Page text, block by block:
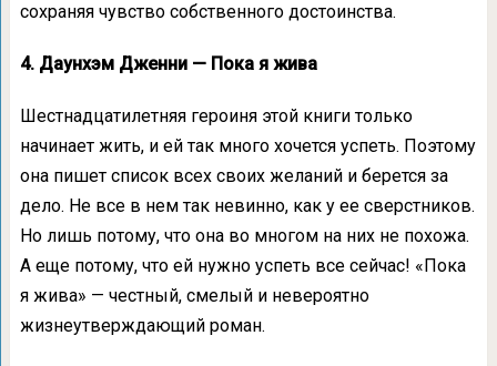
сохраняя чувство собственного достоинства.
4. Даунхэм Дженни — Пока я жива
Шестнадцатилетняя героиня этой книги только
начинает жить, и ей так много хочется успеть. Поэтому
она пишет список всех своих желаний и берется за
дело. Не все в нем так невинно, как у ее сверстников.
Но лишь потому, что она во многом на них не похожа.
А еще потому, что ей нужно успеть все сейчас! «Пока
я жива» — честный, смелый и невероятно
жизнеутверждающий роман.